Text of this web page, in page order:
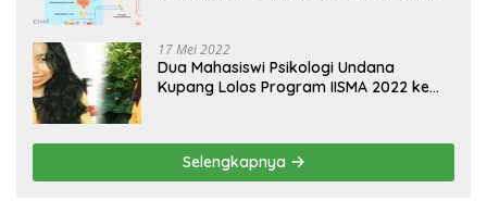
17 Mei 2022
Dua Mahasiswi Psikologi Undana
Kupang Lolos Program IISMA 2022 ke
Selengkapnya